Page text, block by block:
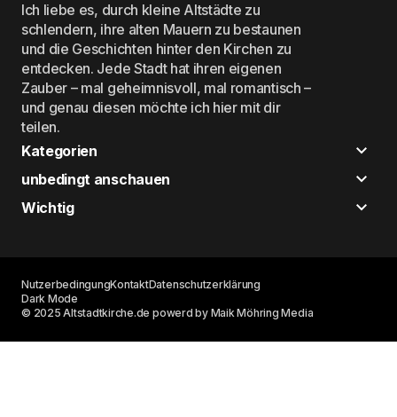
Ich liebe es, durch kleine Altstädte zu
schlendern, ihre alten Mauern zu bestaunen
und die Geschichten hinter den Kirchen zu
entdecken. Jede Stadt hat ihren eigenen
Zauber – mal geheimnisvoll, mal romantisch –
und genau diesen möchte ich hier mit dir
teilen.
Kategorien
unbedingt anschauen
Wichtig
© 2025 Altstadtkirche.de powerd by Maik Möhring Media
NutzerbedingungKontaktDatenschutzerklärung
Dark Mode